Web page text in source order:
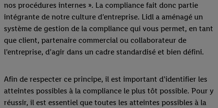
nos procédures internes ». La compliance fait donc partie
intégrante de notre culture d’entreprise. Lidl a aménagé un
système de gestion de la compliance qui vous permet, en tant
que client, partenaire commercial ou collaborateur de
l’entreprise, d’agir dans un cadre standardisé et bien défini.
Afin de respecter ce principe, il est important d’identifier les
atteintes possibles à la compliance le plus tôt possible. Pour y
réussir, il est essentiel que toutes les atteintes possibles à la